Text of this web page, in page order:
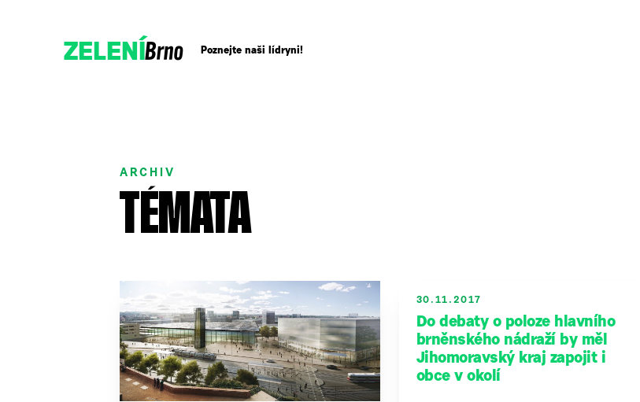
ZELENÍBrno Poznejte naši lídryni!
Podpořte nás darem
ARCHIV
TÉMATA
30.11.2017
Do debaty o poloze hlavního
brněnského nádraží by měl
Jihomoravský kraj zapojit i
obce v okolí